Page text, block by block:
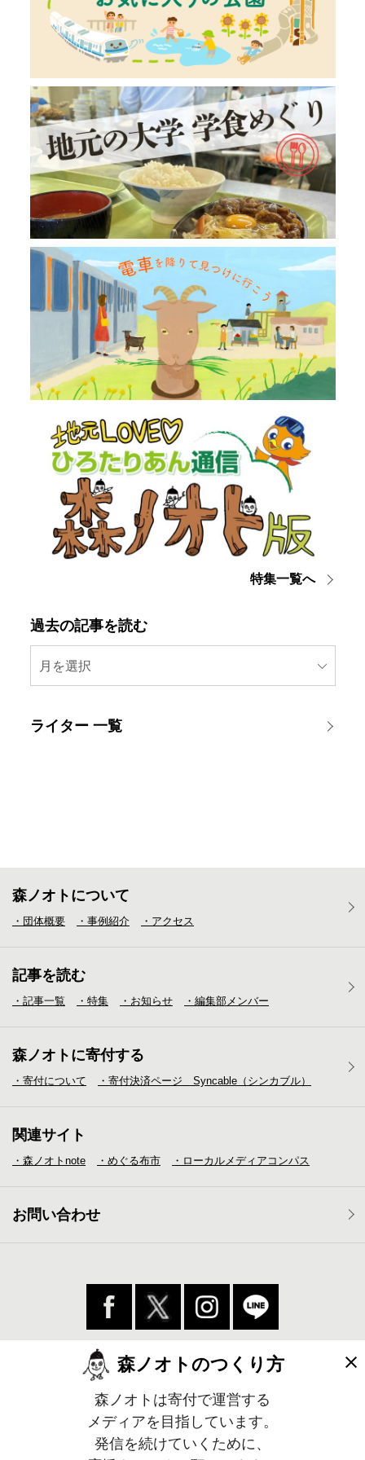
特集一覧へ
過去の記事を読む
月を選択
ライター 一覧
森ノオトについて
・団体概要 ・事例紹介 ・アクセス
記事を読む
・記事一覧 ・特集 ・お知らせ ・編集部メンバー
森ノオトに寄付する
・寄付について ・寄付決済ページ Syncable（シンカブル）
関連サイト
・森ノオトnote ・めぐる布市 ・ローカルメディア コンパス
お問い合わせ
森ノオトのつくり方
森ノオトは寄付で運営する
メディアを目指しています。
発信を続けていくために、